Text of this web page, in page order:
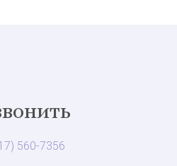
560-7356